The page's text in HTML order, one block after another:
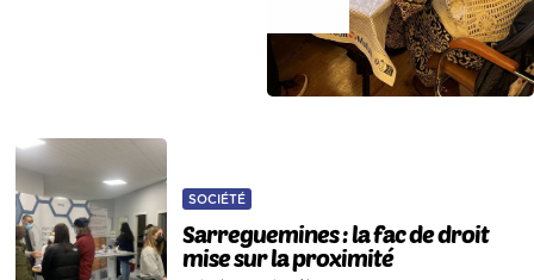
SOCIÉTÉ
Sarreguemines : la fac de droit
mise sur la proximité